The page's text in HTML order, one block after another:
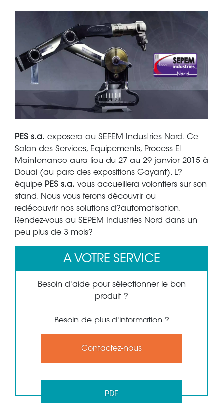
PES s.a. exposera au SEPEM Industries Nord. Ce
Salon des Services, Equipements, Process Et
Maintenance aura lieu du 27 au 29 janvier 2015 à
Douai (au parc des expositions Gayant). L?
équipe PES s.a. vous accueillera volontiers sur son
stand. Nous vous ferons découvrir ou
redécouvrir nos solutions d?automatisation.
Rendez-vous au SEPEM Industries Nord dans un
peu plus de 3 mois?
A VOTRE SERVICE
Besoin d'aide pour sélectionner le bon
produit ?
Besoin de plus d'information ?
Contactez-nous
PDF